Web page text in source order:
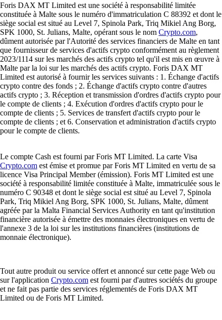
Foris DAX MT Limited est une société à responsabilité limitée
constituée à Malte sous le numéro d'immatriculation C 88392 et dont le
siège social est situé au Level 7, Spinola Park, Triq Mikiel Ang Borg,
SPK 1000, St. Julians, Malte, opérant sous le nom Crypto.com,
dûment autorisée par l'Autorité des services financiers de Malte en tant
que fournisseur de services d'actifs crypto conformément au règlement
2023/1114 sur les marchés des actifs crypto tel qu'il est mis en œuvre à
Malte par la loi sur les marchés des actifs crypto. Foris DAX MT
Limited est autorisé à fournir les services suivants : 1. Échange d'actifs
crypto contre des fonds ; 2. Échange d'actifs crypto contre d'autres
actifs crypto ; 3. Réception et transmission d'ordres d'actifs crypto pour
le compte de clients ; 4. Exécution d'ordres d'actifs crypto pour le
compte de clients ; 5. Services de transfert d'actifs crypto pour le
compte de clients ; et 6. Conservation et administration d'actifs crypto
pour le compte de clients.
Le compte Cash est fourni par Foris MT Limited. La carte Visa
Crypto.com est émise et promue par Foris MT Limited en vertu de sa
licence Visa Principal Member (émission). Foris MT Limited est une
société à responsabilité limitée constituée à Malte, immatriculée sous le
numéro C 90348 et dont le siège social est situé au Level 7, Spinola
Park, Triq Mikiel Ang Borg, SPK 1000, St. Julians, Malte, dûment
agréée par la Malta Financial Services Authority en tant qu'institution
financière autorisée à émettre des monnaies électroniques en vertu de
l'annexe 3 de la loi sur les institutions financières (institutions de
monnaie électronique).
Tout autre produit ou service offert et annoncé sur cette page Web ou
sur l'application Crypto.com est fourni par d'autres sociétés du groupe
et ne fait pas partie des services réglementés de Foris DAX MT
Limited ou de Foris MT Limited.